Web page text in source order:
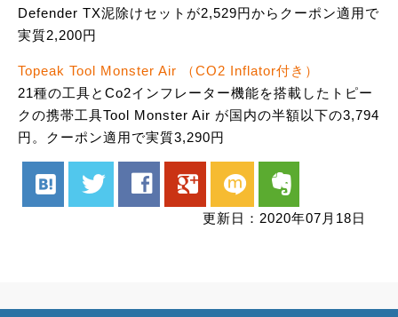
Defender TX泥除けセットが2,529円からクーポン適用で
実質2,200円
Topeak Tool Monster Air （CO2 Inflator付き）
21種の工具とCo2インフレーター機能を搭載したトピー
クの携帯工具Tool Monster Air が国内の半額以下の3,794
円。クーポン適用で実質3,290円
hatenabookmark twitter facebook google mixi evernote
更新日：2020年07月18日